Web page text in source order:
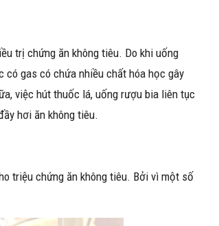
trị chứng ăn không tiêu. Do khi uống
gas có chứa nhiều chất hóa học gây
việc hút thuốc lá, uống rượu bia liên tục
hơi ăn không tiêu.
triệu chứng ăn không tiêu. Bởi vì một số